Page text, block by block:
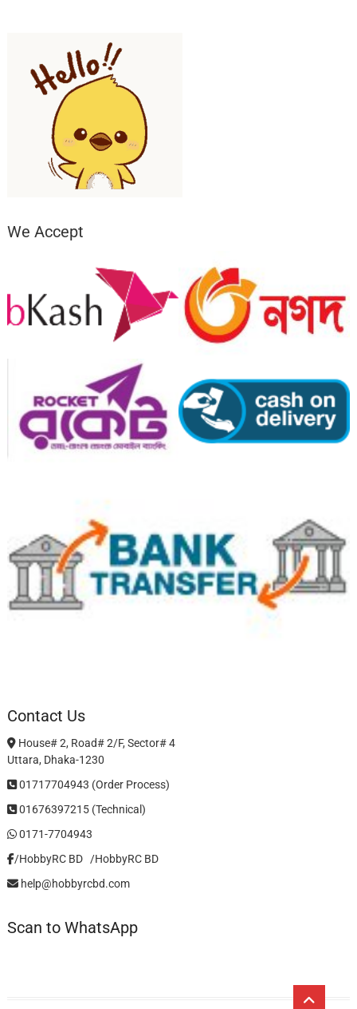
We Accept
Contact Us
House# 2, Road# 2/F, Sector# 4
Uttara, Dhaka-1230
01717704943 (Order Process)
01676397215 (Technical)
0171-7704943
/HobbyRC BD‎ ‎ ‎ /HobbyRC BD
help@hobbyrcbd.com
Scan to WhatsApp